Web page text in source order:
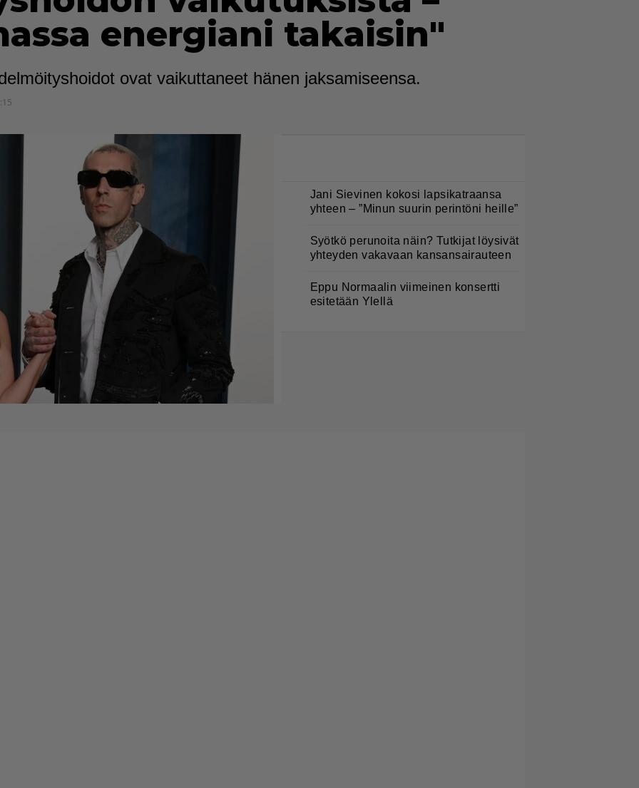
energiani takaisin"
ovat vaikuttaneet hänen jaksamiseensa.
Jani Sievinen kokosi lapsikatraansa
yhteen – ”Minun suurin perintöni heille”
Syötkö perunoita näin? Tutkijat löysivät
yhteyden vakavaan kansansairauteen
Eppu Normaalin viimeinen konsertti
esitetään Ylellä